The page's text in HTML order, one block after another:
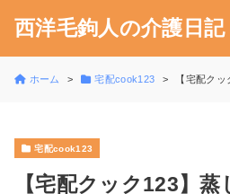
西洋毛鉤人の介護日記
ホーム 宅配cook123 【宅配ク
宅配cook123
【宅配クック123】